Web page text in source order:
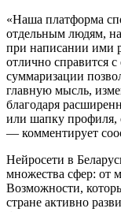
«Наша платформа
отдельным людям,
при написании ими
отлично справится
суммаризации
главную мысль,
благодаря
или шапку профиля,
— комментирует
Нейросети в
множества сфер: от
Возможности,
стране активно